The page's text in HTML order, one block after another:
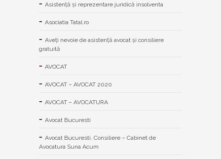
Asistență și reprezentare juridică insolventa
Asociatia Tatal.ro
Aveţi nevoie de asistenţă avocat şi consiliere
gratuită
AVOCAT
AVOCAT – AVOCAT 2020
AVOCAT – AVOCATURA
Avocat Bucuresti
Avocat Bucuresti. Consiliere – Cabinet de
Avocatura Suna Acum